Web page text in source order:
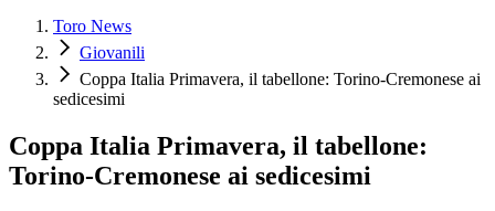
Toro News
Giovanili
Coppa Italia Primavera, il tabellone: Torino-Cremonese ai
sedicesimi
Coppa Italia Primavera, il tabellone:
Torino-Cremonese ai sedicesimi